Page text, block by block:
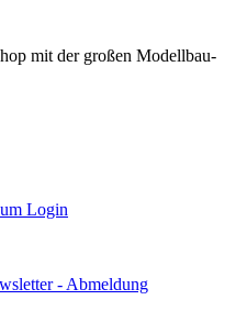
mit der großen Modellbau-
Login
- Abmeldung